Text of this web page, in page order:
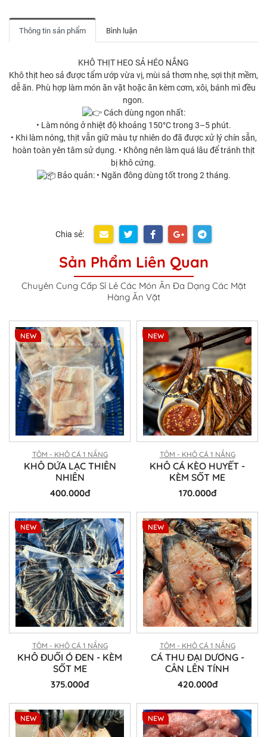
Thông tin sản phẩm Bình luận
KHÔ THỊT HEO SẢ HÉO NẮNG
Khô thịt heo sả được tẩm ướp vừa vị, mùi sả thơm nhẹ, sợi thịt mềm,
dễ ăn. Phù hợp làm món ăn vặt hoặc ăn kèm cơm, xôi, bánh mì đều
ngon.
Cách dùng ngon nhất:
• Làm nóng ở nhiệt độ khoảng 150°C trong 3–5 phút.
• Khi làm nóng, thịt vẫn giữ màu tự nhiên do đã được xử lý chín sẵn,
hoàn toàn yên tâm sử dụng. • Không nên làm quá lâu để tránh thịt
bị khô cứng.
Bảo quản: • Ngăn đông dùng tốt trong 2 tháng.
Chia sẻ:
Sản Phẩm Liên Quan
Chuyên Cung Cấp Sỉ Lẻ Các Món Ăn Đa Dạng Các Mặt
Hàng Ăn Vặt
TÔM - KHÔ CÁ 1 NẮNG
KHÔ DỨA LẠC THIÊN
NHIÊN
400.000đ
NEW
TÔM - KHÔ CÁ 1 NẮNG
KHÔ CÁ KÈO HUYẾT -
KÈM SỐT ME
170.000đ
NEW
TÔM - KHÔ CÁ 1 NẮNG
KHÔ ĐUỐI Ó ĐEN - KÈM
SỐT ME
375.000đ
NEW
TÔM - KHÔ CÁ 1 NẮNG
CÁ THU ĐẠI DƯƠNG -
CÂN LÊN TÍNH
420.000đ
NEW
NEW NEW